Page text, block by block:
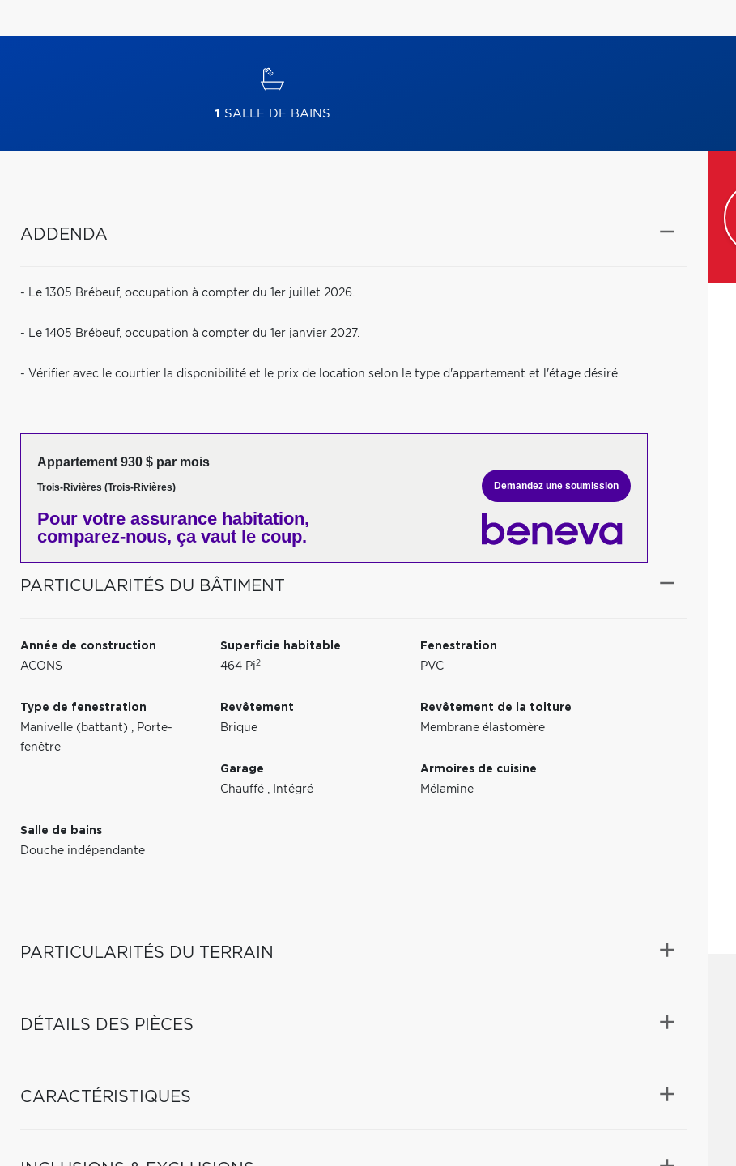
1 SALLE DE BAINS
ADDENDA
- Le 1305 Brébeuf, occupation à compter du 1er juillet 2026.
- Le 1405 Brébeuf, occupation à compter du 1er janvier 2027.
- Vérifier avec le courtier la disponibilité et le prix de location selon le type d'appartement et l'étage désiré.
Appartement 930 $ par mois
Trois-Rivières (Trois-Rivières)
Pour votre assurance habitation,
comparez-nous, ça vaut le coup.
Demandez une soumission
PARTICULARITÉS DU BÂTIMENT
Année de construction
ACONS
Superficie habitable
464 Pi2
Fenestration
PVC
Type de fenestration
Manivelle (battant) , Porte-
fenêtre
Revêtement
Brique
Revêtement de la toiture
Membrane élastomère
Garage
Chauffé , Intégré
Armoires de cuisine
Mélamine
Salle de bains
Douche indépendante
PARTICULARITÉS DU TERRAIN
DÉTAILS DES PIÈCES
CARACTÉRISTIQUES